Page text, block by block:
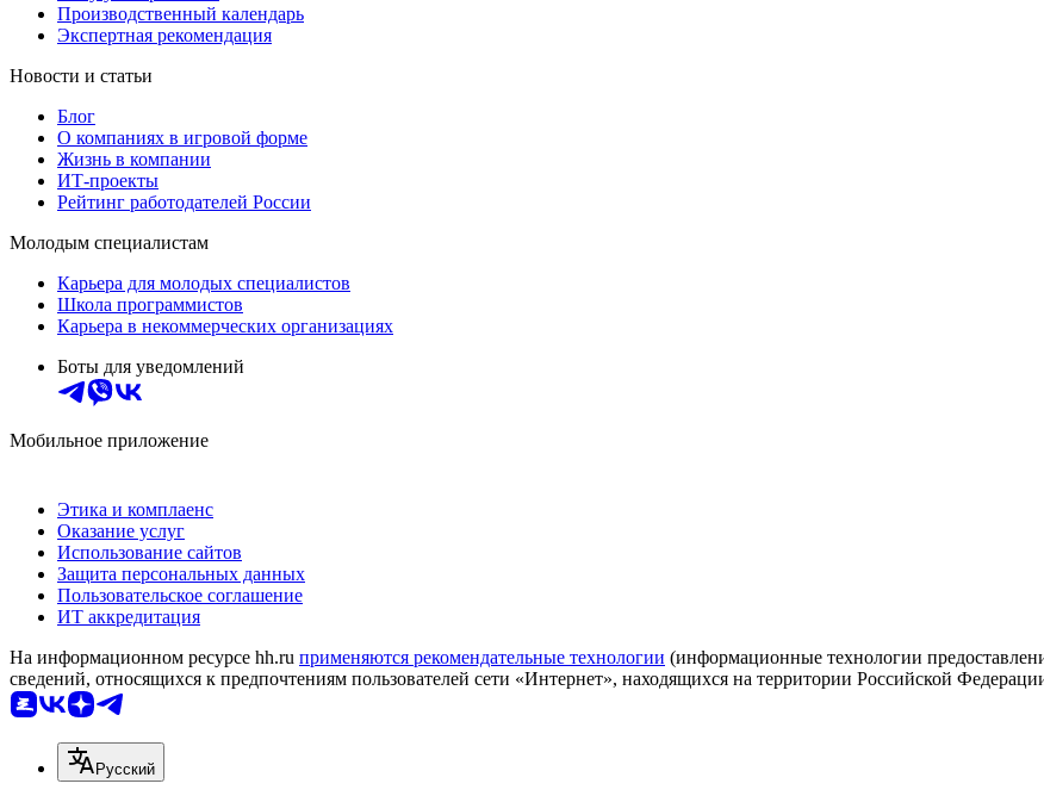
Производственный календарь
Экспертная рекомендация
Новости и статьи
Блог
О компаниях в игровой форме
Жизнь в компании
ИТ-проекты
Рейтинг работодателей России
Молодым специалистам
Карьера для молодых специалистов
Школа программистов
Карьера в некоммерческих организациях
Боты для уведомлений
Мобильное приложение
Этика и комплаенс
Оказание услуг
Использование сайтов
Защита персональных данных
Пользовательское соглашение
ИТ аккредитация
На информационном ресурсе hh.ru применяются рекомендательные технологии (информационные технологии
сведений, относящихся к предпочтениям пользователей сети «Интернет», находящихся на территории Российской
Русский